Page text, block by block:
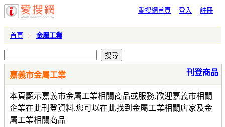
愛搜網首頁 登入 註冊
首頁 金屬工業
嘉義市金屬工業
本頁顯示嘉義市金屬工業相關商品或服務,歡迎嘉義市相關
企業在此刊登資料.您可以在此找到金屬工業相關店家及金
屬工業相關商品
刊登商品